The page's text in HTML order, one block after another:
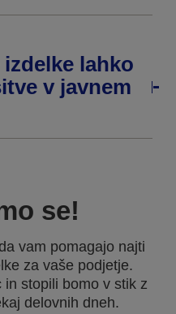
lahko
v javnem
se!
vam pomagajo najti
za vaše podjetje.
stopili bomo v stik z
delovnih dneh.